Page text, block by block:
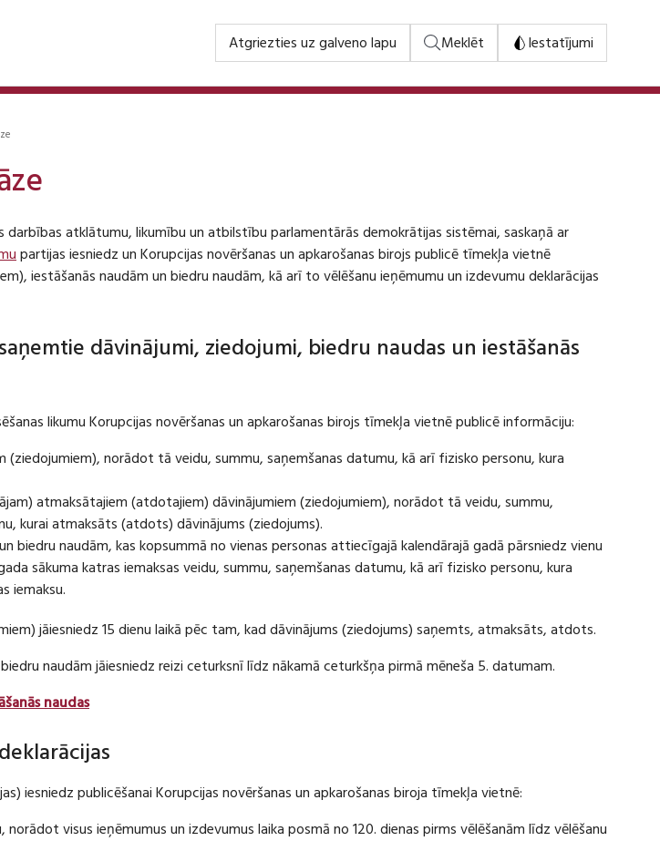
Atgriezties uz galveno lapu Meklēt Iestatījumi
atklātumu, likumību un atbilstību parlamentārās demokrātijas sistēmai, saskaņā ar
partijas iesniedz un Korupcijas novēršanas un apkarošanas birojs publicē tīmekļa vietnē
iestāšanās naudām un biedru naudām, kā arī to vēlēšanu ieņēmumu un izdevumu deklarācijas
dāvinājumi, ziedojumi, biedru naudas un iestāšanās
likumu Korupcijas novēršanas un apkarošanas birojs tīmekļa vietnē publicē informāciju:
(ziedojumiem), norādot tā veidu, summu, saņemšanas datumu, kā arī fizisko personu, kura
atmaksātajiem (atdotajiem) dāvinājumiem (ziedojumiem), norādot tā veidu, summu,
kurai atmaksāts (atdots) dāvinājums (ziedojums).
biedru naudām, kas kopsummā no vienas personas attiecīgajā kalendārajā gadā pārsniedz vienu
sākuma katras iemaksas veidu, summu, saņemšanas datumu, kā arī fizisko personu, kura
iemaksu.
jāiesniedz 15 dienu laikā pēc tam, kad dāvinājums (ziedojums) saņemts, atmaksāts, atdots.
naudām jāiesniedz reizi ceturksnī līdz nākamā ceturkšņa pirmā mēneša 5. datumam.
naudas
iesniedz publicēšanai Korupcijas novēršanas un apkarošanas biroja tīmekļa vietnē:
visus ieņēmumus un izdevumus laika posmā no 120. dienas pirms vēlēšanām līdz vēlēšanu